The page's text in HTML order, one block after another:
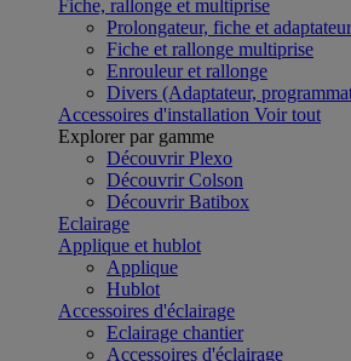
Fiche, rallonge et multiprise
Prolongateur, fiche et adaptateur
Fiche et rallonge multiprise
Enrouleur et rallonge
Divers (Adaptateur,
Accessoires d'installation Voir tout
Explorer par gamme
Découvrir Plexo
Découvrir Colson
Découvrir Batibox
Eclairage
Applique et hublot
Applique
Hublot
Accessoires d'éclairage
Eclairage chantier
Accessoires d'éclairage